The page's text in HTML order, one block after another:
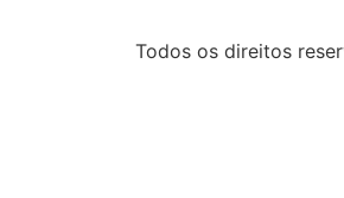
Todos os direitos